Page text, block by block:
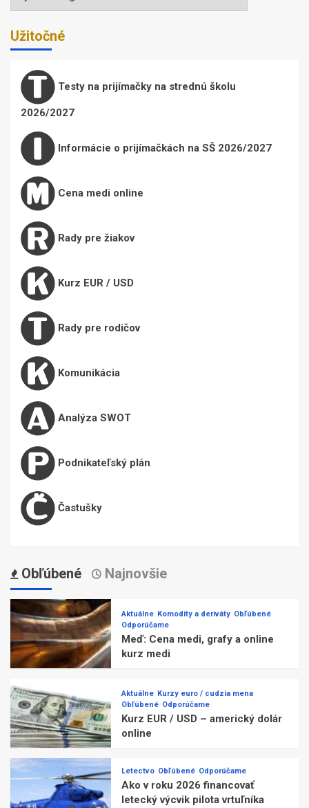
Užitočné
Testy na prijímačky na strednú školu
2026/2027
Informácie o prijímačkách na SŠ 2026/2027
Cena medi online
Rady pre žiakov
Kurz EUR / USD
Rady pre rodičov
Komunikácia
Analýza SWOT
Podnikateľský plán
Častušky
Obľúbené Najnovšie
Aktuálne Komodity a deriváty Obľúbené
Odporúčame
Meď: Cena medi, grafy a online
kurz medi
Aktuálne Kurzy euro / cudzia mena
Obľúbené Odporúčame
Kurz EUR / USD – americký dolár
online
Letectvo Obľúbené Odporúčame
Ako v roku 2026 financovať
letecký výcvik pilota vrtuľníka